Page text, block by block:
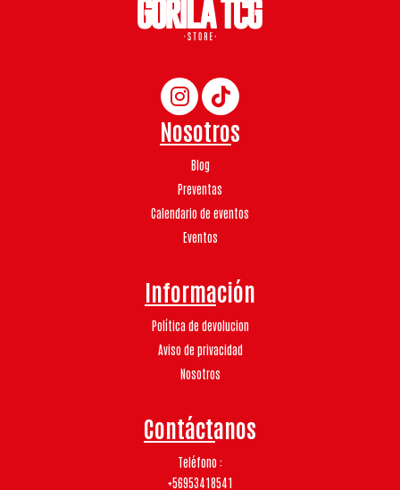
Nosotros
Blog
Preventas
Calendario de eventos
Eventos
Información
Política de devolucion
Aviso de privacidad
Nosotros
Contáctanos
Teléfono
+56953418541